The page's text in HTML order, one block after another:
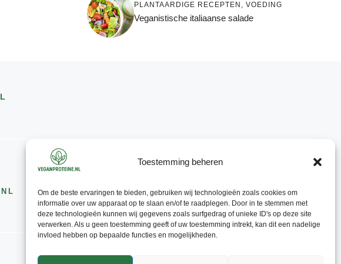
Toestemming beheren
Om de beste ervaringen te bieden, gebruiken wij technologieën zoals cookies om
informatie over uw apparaat op te slaan en/of te raadplegen. Door in te stemmen met
deze technologieën kunnen wij gegevens zoals surfgedrag of unieke ID's op deze site
verwerken. Als u geen toestemming geeft of uw toestemming intrekt, kan dit een nadelige
invloed hebben op bepaalde functies en mogelijkheden.
PLANTAARDIGE RECEPTEN , VOEDING
Veganistische italiaanse salade